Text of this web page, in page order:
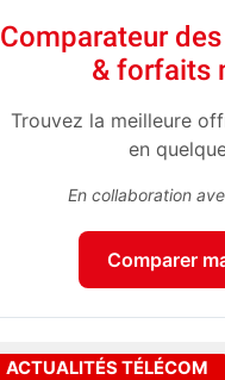
Comparateur
& forfaits
Trouvez la meilleure
en
En collaboration
Comparer
ACTUALITÉS TÉLÉCOM